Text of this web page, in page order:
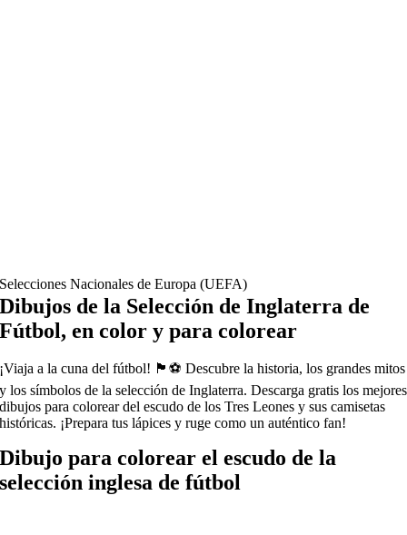
Selecciones Nacionales de Europa (UEFA)
Dibujos de la Selección de Inglaterra de
Fútbol, en color y para colorear
¡Viaja a la cuna del fútbol! 🏴󠁧󠁢󠁥󠁮󠁧󠁿⚽ Descubre la historia, los grandes mitos
y los símbolos de la selección de Inglaterra. Descarga gratis los mejores
dibujos para colorear del escudo de los Tres Leones y sus camisetas
históricas. ¡Prepara tus lápices y ruge como un auténtico fan!
Dibujo para colorear el escudo de la
selección inglesa de fútbol